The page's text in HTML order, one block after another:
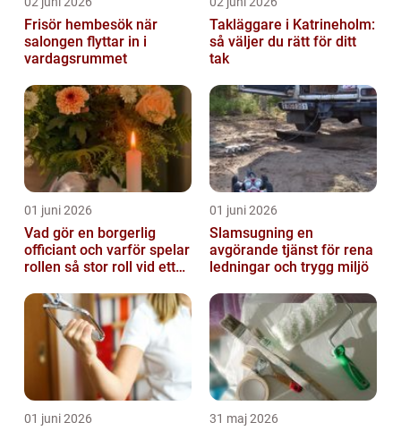
Frisör hembesök när
salongen flyttar in i
vardagsrummet
Takläggare i Katrineholm:
så väljer du rätt för ditt
tak
01 juni 2026
Vad gör en borgerlig
officiant och varför spelar
rollen så stor roll vid ett
01 juni 2026
Slamsugning en
avgörande tjänst för rena
ledningar och trygg miljö
01 juni 2026 31 maj 2026